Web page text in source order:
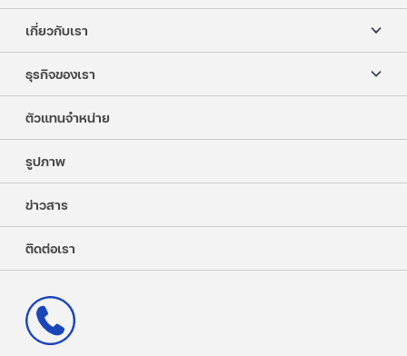
เกี่ยวกับเรา
ธุรกิจของเรา
ตัวแทนจำหน่าย
รูปภาพ
ข่าวสาร
ติดต่อเรา